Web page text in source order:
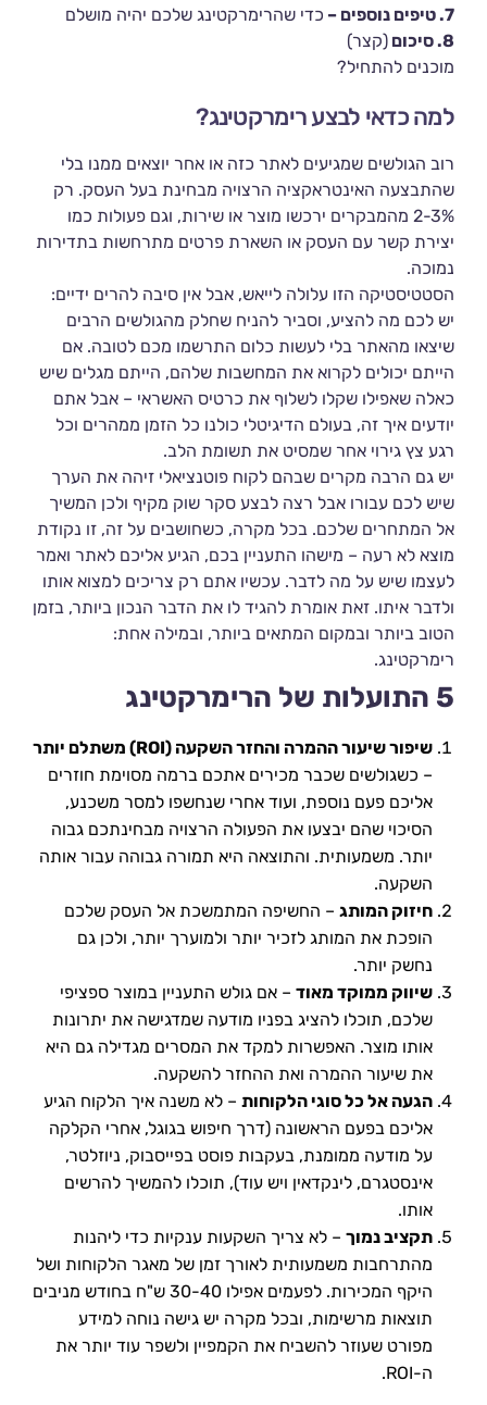
7. טיפים נוספים –
כדי שהרימרקטינג שלכם יהיה מושלם
8. סיכום
(קצר)
מוכנים להתחיל?
למה כדאי לבצע רימרקטינג?
רוב הגולשים שמגיעים לאתר כזה או אחר יוצאים ממנו בלי
שהתבצעה האינטראקציה הרצויה מבחינת בעל העסק. רק
2-3% מהמבקרים ירכשו מוצר או שירות, וגם פעולות כמו
יצירת קשר עם העסק או השארת פרטים מתרחשות בתדירות
נמוכה.
הסטטיסטיקה הזו עלולה לייאש, אבל אין סיבה להרים ידיים:
יש לכם מה להציע, וסביר להניח שחלק מהגולשים הרבים
שיצאו מהאתר בלי לעשות כלום התרשמו מכם לטובה. אם
הייתם יכולים לקרוא את המחשבות שלהם, הייתם מגלים שיש
כאלה שאפילו שקלו לשלוף את כרטיס האשראי – אבל אתם
יודעים איך זה, בעולם הדיגיטלי כולנו כל הזמן ממהרים וכל
רגע צץ גירוי אחר שמסיט את תשומת הלב.
יש גם הרבה מקרים שבהם לקוח פוטנציאלי זיהה את הערך
שיש לכם עבורו אבל רצה לבצע סקר שוק מקיף ולכן המשיך
אל המתחרים שלכם. בכל מקרה, כשחושבים על זה, זו נקודת
מוצא לא רעה – מישהו התעניין בכם, הגיע אליכם לאתר ואמר
לעצמו שיש על מה לדבר. עכשיו אתם רק צריכים למצוא אותו
ולדבר איתו. זאת אומרת להגיד לו את הדבר הנכון ביותר, בזמן
הטוב ביותר ובמקום המתאים ביותר, ובמילה אחת:
רימרקטינג.
5 התועלות של הרימרקטינג
שיפור שיעור ההמרה והחזר השקעה (ROI) משתלם יותר
– כשגולשים שכבר מכירים אתכם ברמה מסוימת חוזרים
אליכם פעם נוספת, ועוד אחרי שנחשפו למסר משכנע,
הסיכוי שהם יבצעו את הפעולה הרצויה מבחינתכם גבוה
יותר. משמעותית. והתוצאה היא תמורה גבוהה עבור אותה
השקעה.
חיזוק המותג – החשיפה המתמשכת אל העסק שלכם
הופכת את המותג לזכיר יותר ולמוערך יותר, ולכן גם
נחשק יותר.
שיווק ממוקד מאוד – אם גולש התעניין במוצר ספציפי
שלכם, תוכלו להציג בפניו מודעה שמדגישה את יתרונות
אותו מוצר. האפשרות למקד את המסרים מגדילה גם היא
את שיעור ההמרה ואת ההחזר להשקעה.
הגעה אל כל סוגי הלקוחות – לא משנה איך הלקוח הגיע
אליכם בפעם הראשונה (דרך חיפוש בגוגל, אחרי הקלקה
על מודעה ממומנת, בעקבות פוסט בפייסבוק, ניוזלטר,
אינסטגרם, לינקדאין ויש עוד), תוכלו להמשיך להרשים
אותו.
תקציב נמוך – לא צריך השקעות ענקיות כדי ליהנות
מהתרחבות משמעותית לאורך זמן של מאגר הלקוחות ושל
היקף המכירות. לפעמים אפילו 30-40 ש"ח בחודש מניבים
תוצאות מרשימות, ובכל מקרה יש גישה נוחה למידע
מפורט שעוזר להשביח את הקמפיין ולשפר עוד יותר את
ה-ROI.